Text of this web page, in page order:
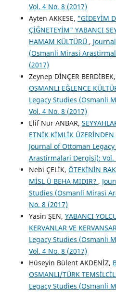
Vol. 4 No. 8 (2017)
Ayten AKKESE, "GİDEYİM
ÇİĞNETEYİM" YABANCI
HAMAM KÜLTÜRÜ ,
(Osmanli Mirasi
(2017)
Zeynep DİNÇER BERDİBEK,
OSMANLI EĞLENCE
Legacy Studies (Osmanli
Vol. 4 No. 8 (2017)
Elif Nur ANBAR,
ETNİK KİMLİK ÜZERİNDEN
Journal of Ottoman
Arastirmalari Dergisi): Vol.
Nebi ÇELİK, ÖTEKİNİN
MİSL Ü BEHA MIDIR? ,
Studies (Osmanli Mirasi
No. 8 (2017)
Yasin ŞEN, YABANCI
KERVANLAR VE
Legacy Studies (Osmanli
Vol. 4 No. 8 (2017)
Hüseyin Bülent AKDENİZ,
OSMANLI/TÜRK
Legacy Studies (Osmanli